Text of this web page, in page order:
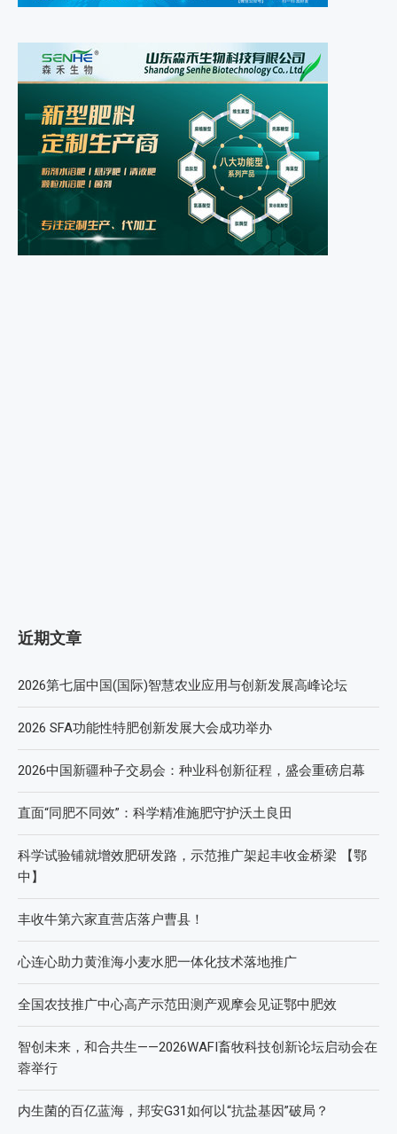
近期文章
2026第七届中国(国际)智慧农业应用与创新发展高峰论坛
2026 SFA功能性特肥创新发展大会成功举办
2026中国新疆种子交易会：种业科创新征程，盛会重磅启幕
直面“同肥不同效”：科学精准施肥守护沃土良田
科学试验铺就增效肥研发路，示范推广架起丰收金桥梁 【鄂
中】
丰收牛第六家直营店落户曹县！
心连心助力黄淮海小麦水肥一体化技术落地推广
全国农技推广中心高产示范田测产观摩会见证鄂中肥效
智创未来，和合共生——2026WAFI畜牧科技创新论坛启动会在
蓉举行
内生菌的百亿蓝海，邦安G31如何以“抗盐基因”破局？